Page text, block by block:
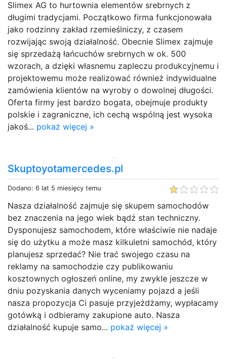
Slimex AG to hurtownia elementów srebrnych z
długimi tradycjami. Początkowo firma funkcjonowała
jako rodzinny zakład rzemieślniczy, z czasem
rozwijając swoją działalność. Obecnie Slimex zajmuje
się sprzedażą łańcuchów srebrnych w ok. 500
wzorach, a dzięki własnemu zapleczu produkcyjnemu i
projektowemu może realizować również indywidualne
zamówienia klientów na wyroby o dowolnej długości.
Oferta firmy jest bardzo bogata, obejmuje produkty
polskie i zagraniczne, ich cechą wspólną jest wysoka
jakoś... pokaż więcej »
Skuptoyotamercedes.pl
Dodano: 6 lat 5 miesięcy temu
Nasza działalność zajmuje się skupem samochodów
bez znaczenia na jego wiek bądź stan techniczny.
Dysponujesz samochodem, które właściwie nie nadaje
się do użytku a może masz kilkuletni samochód, który
planujesz sprzedać? Nie trać swojego czasu na
reklamy na samochodzie czy publikowaniu
kosztownych ogłoszeń online, my zwykle jeszcze w
dniu pozyskania danych wyceniamy pojazd a jeśli
nasza propozycja Ci pasuje przyjeżdżamy, wypłacamy
gotówką i odbieramy zakupione auto. Nasza
działalność kupuje samo... pokaż więcej »